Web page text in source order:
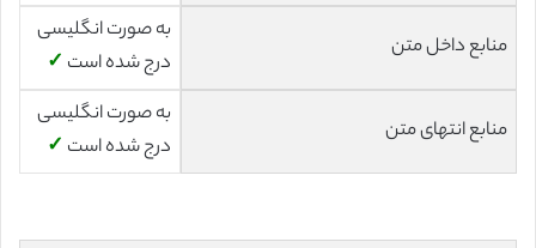
منابع داخل متن
به صورت انگلیسی
درج شده است ✓
منابع انتهای متن
به صورت انگلیسی
درج شده است ✓